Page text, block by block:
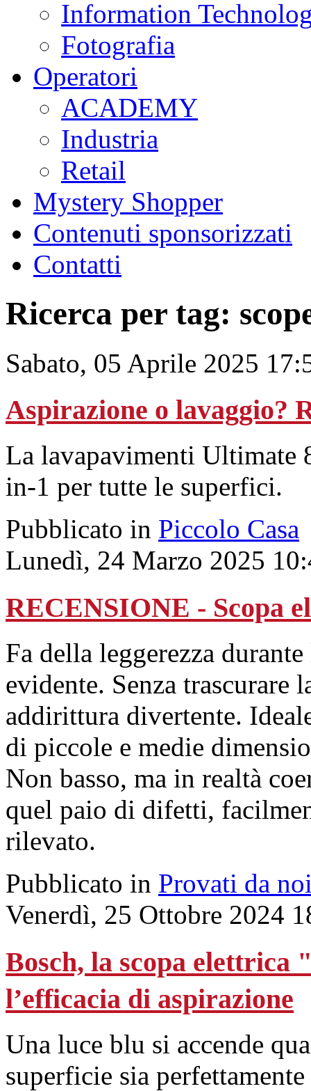
Information
Fotografia
Operatori
ACADEMY
Industria
Retail
Mystery Shopper
Contenuti sponsorizzati
Contatti
Ricerca per tag:
Sabato, 05 Aprile 2025
Aspirazione o lavaggio?
La lavapavimenti Ultimate
in-1 per tutte le superfici.
Pubblicato in Piccolo Casa
Lunedì, 24 Marzo 2025
RECENSIONE - Scopa
Fa della leggerezza
evidente. Senza trascurare
addirittura divertente.
di piccole e medie
Non basso, ma in realtà
quel paio di difetti,
rilevato.
Pubblicato in Provati da
Venerdì, 25 Ottobre 2024
Bosch, la scopa
l’efficacia di aspirazione
Una luce blu si accende
superficie sia